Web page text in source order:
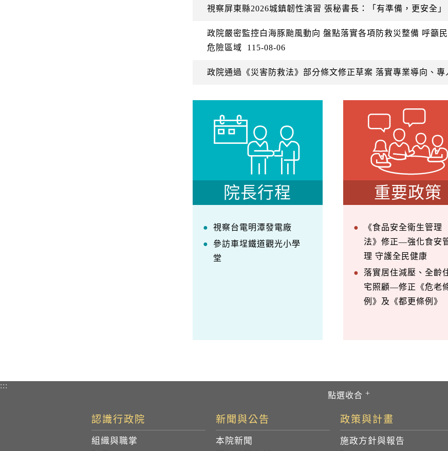
視察屏東縣2026城鎮韌性演習 張秘書長：「有準備，更安全
政院嚴密監控白海豚颱風動向 盤點落實各項防救災整備 呼籲
危險區域
115-08-06
政院通過《災害防救法》部分條文修正草案 落實專業導向、專
院長行程
視察台電明潭發電廠
參訪車埕鐵道觀光小學
堂
重要政策
《食品安全衛生管理
法》修正—強化食安
理 守護全民健康
落實居住減壓、全齡
宅照顧—修正《危老
例》及《都更條例》
:::
認識行政院
組織與職掌
新聞與公告
本院新聞
政策與計畫
施政方針與報告